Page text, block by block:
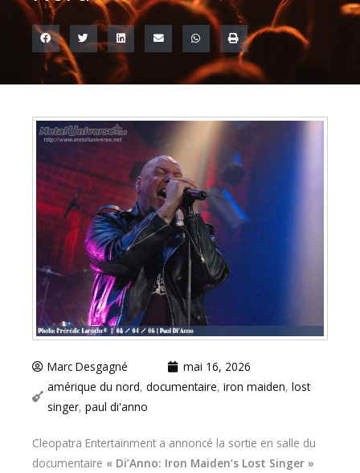
Marc Desgagné
mai 16, 2026
amérique du nord, documentaire, iron maiden, lost
singer, paul di'anno
Cleopatra Entertainment a annoncé la sortie en salle du
documentaire « Di’Anno: Iron Maiden’s Lost Singer »